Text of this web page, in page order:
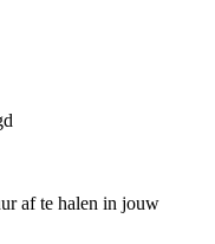
af te halen in jouw